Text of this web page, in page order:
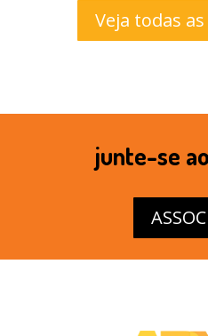
Veja todas
junte-se